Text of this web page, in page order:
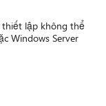
thiết lập không thể
Windows Server